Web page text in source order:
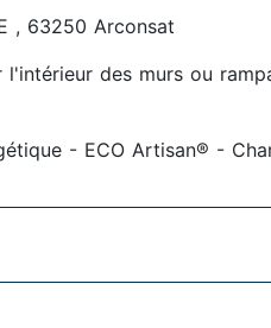
, 63250 Arconsat
l'intérieur des murs ou
- ECO Artisan® -